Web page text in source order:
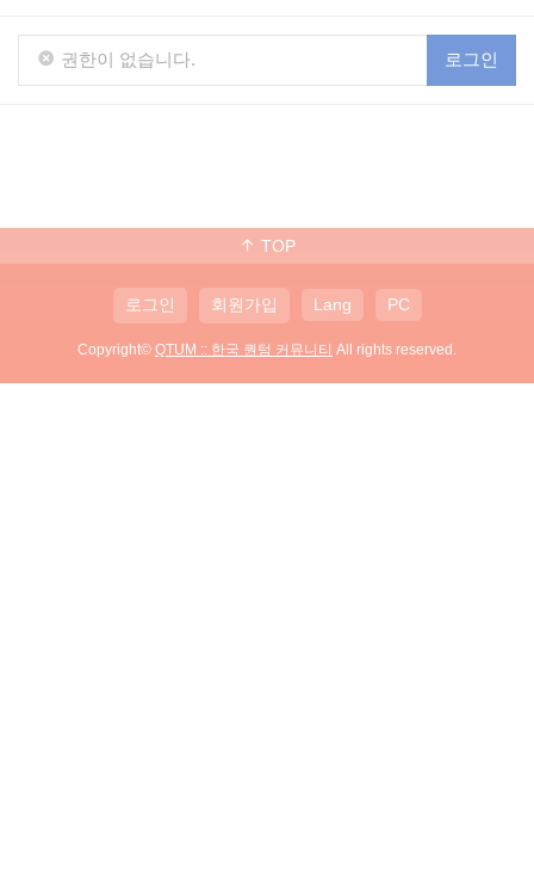
권한이 없습니다. 로그인
TOP
로그인 회원가입 Lang PC
Copyright© QTUM :: 한국 퀀텀 커뮤니티 All rights reserved.